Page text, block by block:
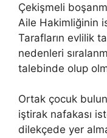
Çekişmeli
Aile Hakimliğinin
Tarafların evlilik
nedenleri
talebinde olup
Ortak çocuk
iştirak nafakası
dilekçede yer